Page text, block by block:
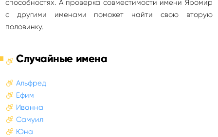
способностях. А проверка совместимости имени Яромир
с другими именами поможет найти свою вторую
половинку.
Случайные имена
Альфред
Ефим
Иванна
Самуил
Юна